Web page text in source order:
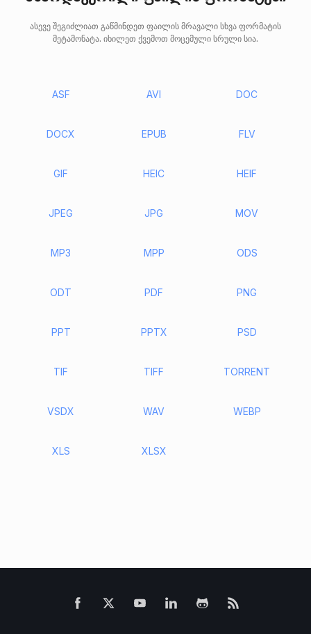
ასევე შეგიძლიათ გაწმინდეთ ფაილის მრავალი სხვა ფორმატის
მეტამონატა. იხილეთ ქვემოთ მოცემული სრული სია.
ASF AVI DOC
DOCX EPUB FLV
GIF HEIC HEIF
JPEG JPG MOV
MP3 MPP ODS
ODT PDF PNG
PPT PPTX PSD
TIF TIFF TORRENT
VSDX WAV WEBP
XLS XLSX